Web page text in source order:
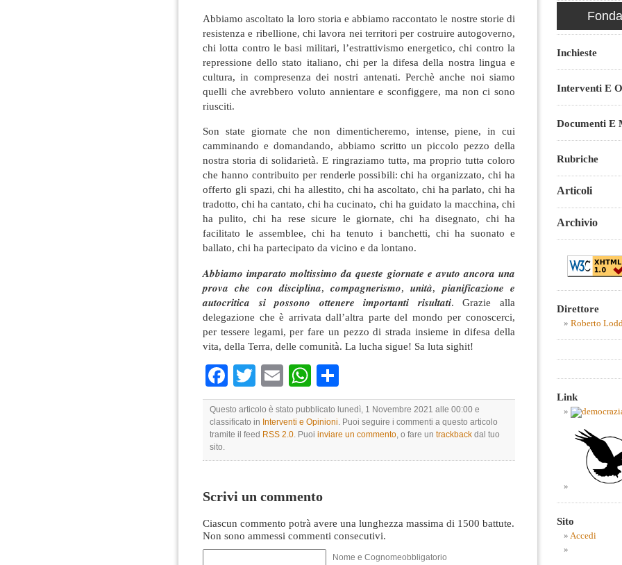
Abbiamo ascoltato la loro storia e abbiamo raccontato le nostre storie di
resistenza e ribellione, chi lavora nei territori per costruire autogoverno,
chi lotta contro le basi militari, l’estrattivismo energetico, chi contro la
repressione dello stato italiano, chi per la difesa della nostra lingua e
cultura, in compresenza dei nostri antenati. Perchè anche noi siamo
quelli che avrebbero voluto annientare e sconfiggere, ma non ci sono
riusciti.
Son state giornate che non dimenticheremo, intense, piene, in cui
camminando e domandando, abbiamo scritto un piccolo pezzo della
nostra storia di solidarietà. E ringraziamo tuttə, ma proprio tuttə coloro
che hanno contribuito per renderle possibili: chi ha organizzato, chi ha
offerto gli spazi, chi ha allestito, chi ha ascoltato, chi ha parlato, chi ha
tradotto, chi ha cantato, chi ha cucinato, chi ha guidato la macchina, chi
ha pulito, chi ha rese sicure le giornate, chi ha disegnato, chi ha
facilitato le assemblee, chi ha tenuto i banchetti, chi ha suonato e
ballato, chi ha partecipato da vicino e da lontano.
𝑨𝒃𝒃𝒊𝒂𝒎𝒐 𝒊𝒎𝒑𝒂𝒓𝒂𝒕𝒐 𝒎𝒐𝒍𝒕𝒊𝒔𝒔𝒊𝒎𝒐 𝒅𝒂 𝒒𝒖𝒆𝒔𝒕𝒆 𝒈𝒊𝒐𝒓𝒏𝒂𝒕𝒆 𝒆 𝒂𝒗𝒖𝒕𝒐 𝒂𝒏𝒄𝒐𝒓𝒂 𝒖𝒏𝒂
𝒑𝒓𝒐𝒗𝒂 𝒄𝒉𝒆 𝒄𝒐𝒏 𝒅𝒊𝒔𝒄𝒊𝒑𝒍𝒊𝒏𝒂, 𝒄𝒐𝒎𝒑𝒂𝒈𝒏𝒆𝒓𝒊𝒔𝒎𝒐, 𝒖𝒏𝒊𝒕𝒂̀, 𝒑𝒊𝒂𝒏𝒊𝒇𝒊𝒄𝒂𝒛𝒊𝒐𝒏𝒆 𝒆
𝒂𝒖𝒕𝒐𝒄𝒓𝒊𝒕𝒊𝒄𝒂 𝒔𝒊 𝒑𝒐𝒔𝒔𝒐𝒏𝒐 𝒐𝒕𝒕𝒆𝒏𝒆𝒓𝒆 𝒊𝒎𝒑𝒐𝒓𝒕𝒂𝒏𝒕𝒊 𝒓𝒊𝒔𝒖𝒍𝒕𝒂𝒕𝒊. Grazie alla
delegazione che è arrivata dall’altra parte del mondo per conoscerci,
per tessere legami, per fare un pezzo di strada insieme in difesa della
vita, della Terra, delle comunità. La lucha sigue! Sa luta sighit!
Facebook
TwitterEmailWhatsApp
Questo articolo è stato pubblicato lunedì, 1 Novembre 2021 alle 00:00 e
classificato in Interventi e Opinioni . Puoi seguire i commenti a questo articolo
tramite il feed RSS 2.0 . Puoi inviare un commento , o fare un trackback dal tuo
sito.
Scrivi un commento
Ciascun commento potrà avere una lunghezza massima di 1500 battute.
Non sono ammessi commenti consecutivi.
Nome e Cognomeobbligatorio
Inchieste
Interventi E
Documenti E
Rubriche
Articoli
Archivio
Direttore
Roberto
Link
Sito
Accedi